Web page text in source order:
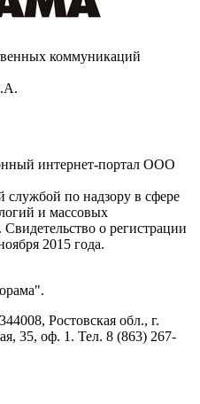
коммуникаций
интернет-портал ООО
службой по надзору в сфере
и массовых
о регистрации
2015 года.
Ростовская обл., г.
35, оф. 1. Тел. 8 (863) 267-